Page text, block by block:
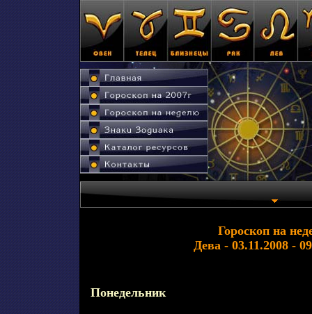
Гороскоп на
Дева - 03.11.2008 -
Понедельник